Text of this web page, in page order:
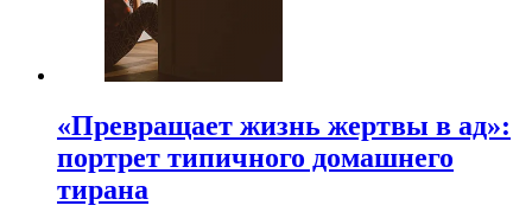
«Превращает жизнь жертвы в ад»:
портрет типичного домашнего
тирана